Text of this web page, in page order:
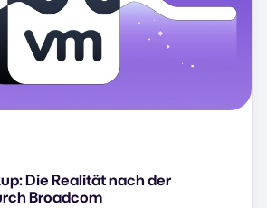
Die Realität nach der
Broadcom